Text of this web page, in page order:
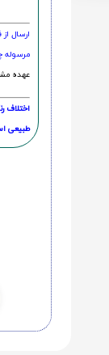
ارسال
مرسوله
عهده
طبیعی